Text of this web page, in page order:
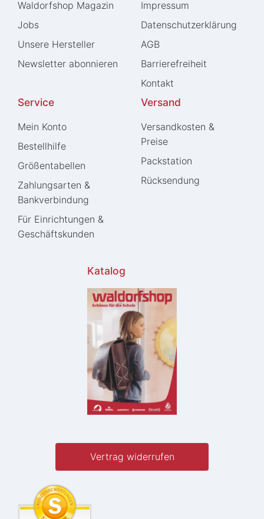
Waldorfshop Magazin
Jobs
Unsere Hersteller
Newsletter abonnieren
Impressum
Daten­schutz­erklärung
AGB
Barrierefreiheit
Kontakt
Service
Mein Konto
Bestellhilfe
Größentabellen
Zahlungsarten &
Bankverbindung
Für Einrichtungen &
Geschäftskunden
Versand
Versandkosten &
Preise
Packstation
Rücksendung
Katalog
Vertrag widerrufen